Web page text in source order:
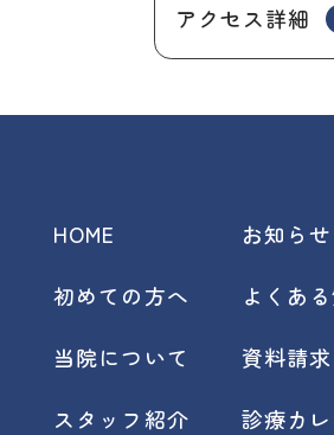
アクセス詳細
HOME
初めての方へ
当院について
スタッフ紹介
お知らせ
よくあ
資料請求
診療カ